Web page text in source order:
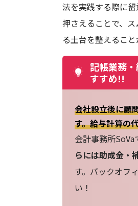
法を実践する際に
押さえることで、
る土台を整えること
記帳業務
すすめ!!
会社設立後に顧
す。給与計算の
会計事務所SoVa
らには助成金・
す。バックオフ
い！